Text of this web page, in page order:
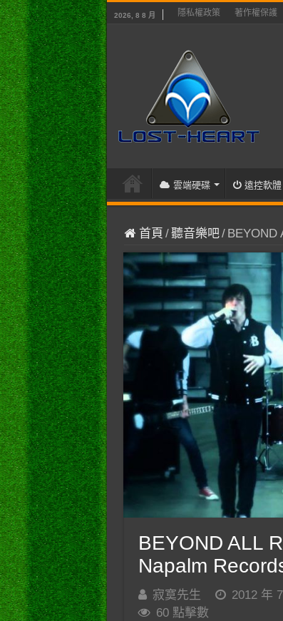
2026, 8 8 月 隱私權政策 著作權保護
雲端硬碟 遠控軟
首頁 /聽音樂吧/ BEYOND
BEYOND ALL
Napalm
寂寞先生 2012 年
60 點擊數